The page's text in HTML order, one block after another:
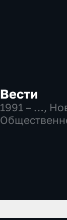
Вести
1991 – …,